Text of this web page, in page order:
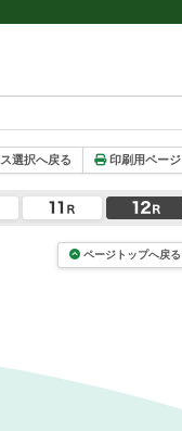
選択へ戻る 印刷用ページ
ページトップへ戻る